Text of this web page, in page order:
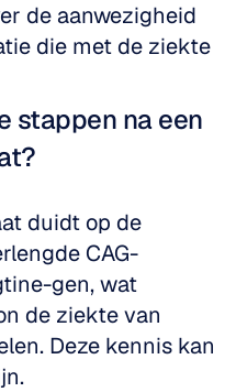
de aanwezigheid
die met de ziekte
stappen na een
duidt op de
CAG-
gen, wat
de ziekte van
Deze kennis kan